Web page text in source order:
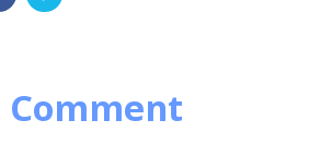
Comment